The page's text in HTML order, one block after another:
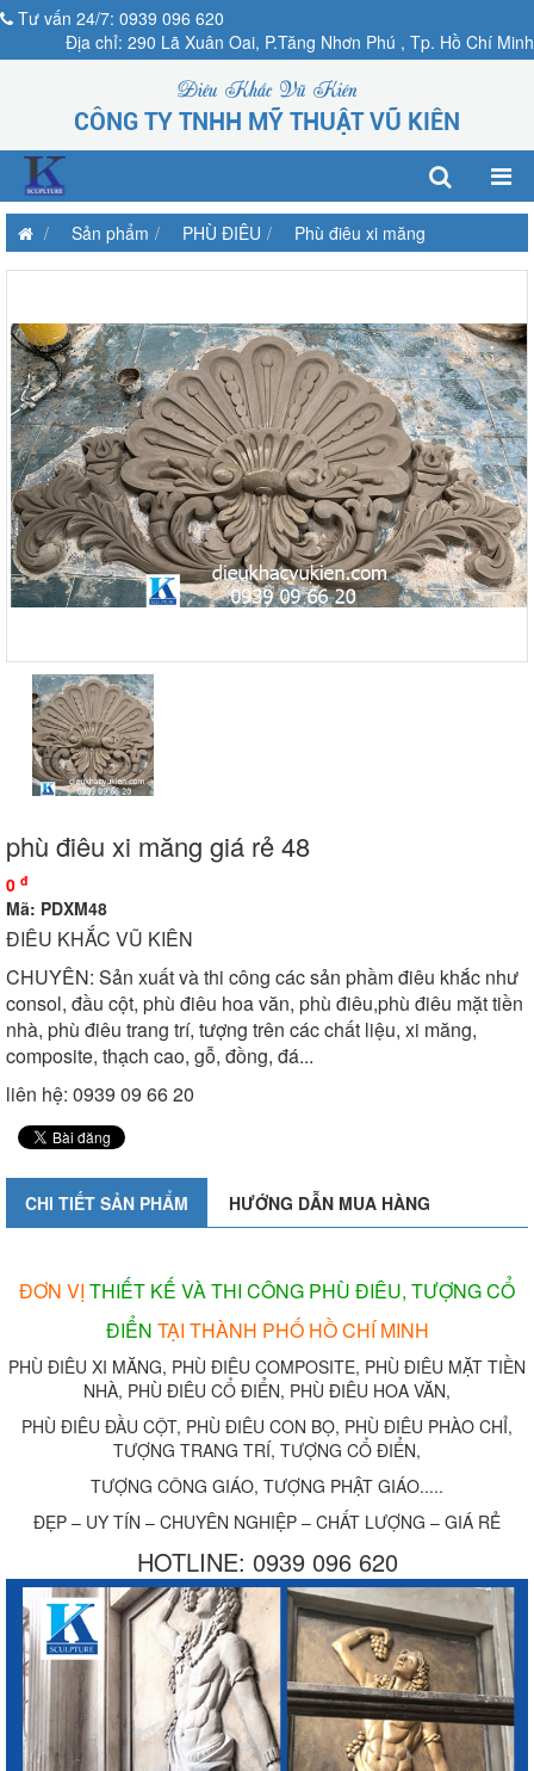
Tư vấn 24/7: 0939 096 620
Địa chỉ: 290 Lã Xuân Oai, P.Tăng Nhơn Phú , Tp. Hồ Chí Minh
Điêu Khắc Vũ Kiên
CÔNG TY TNHH MỸ THUẬT VŨ KIÊN
Sản phẩm PHÙ ĐIÊU Phù điêu xi măng
phù điêu xi măng giá rẻ 48
0 đ
Mã: PDXM48
ĐIÊU KHẮC VŨ KIÊN
CHUYÊN: Sản xuất và thi công các sản phầm điêu khắc như
consol, đầu cột, phù điêu hoa văn, phù điêu,phù điêu mặt tiền
nhà, phù điêu trang trí, tượng trên các chất liệu, xi măng,
composite, thạch cao, gỗ, đồng, đá...
liên hệ: 0939 09 66 20
CHI TIẾT SẢN PHẨM HƯỚNG DẪN MUA HÀNG
ĐƠN VỊ THIẾT KẾ VÀ THI CÔNG PHÙ ĐIÊU, TƯỢNG CỔ
ĐIỂN TẠI THÀNH PHỐ HỒ CHÍ MINH
PHÙ ĐIÊU XI MĂNG, PHÙ ĐIÊU COMPOSITE, PHÙ ĐIÊU MẶT TIỀN
NHÀ, PHÙ ĐIÊU CỔ ĐIỂN, PHÙ ĐIÊU HOA VĂN,
PHÙ ĐIÊU ĐẦU CỘT, PHÙ ĐIÊU CON BỌ, PHÙ ĐIÊU PHÀO CHỈ,
TƯỢNG TRANG TRÍ, TƯỢNG CỔ ĐIỂN,
TƯỢNG CÔNG GIÁO, TƯỢNG PHẬT GIÁO.....
ĐẸP – UY TÍN – CHUYÊN NGHIỆP – CHẤT LƯỢNG – GIÁ RẺ
HOTLINE: 0939 096 620